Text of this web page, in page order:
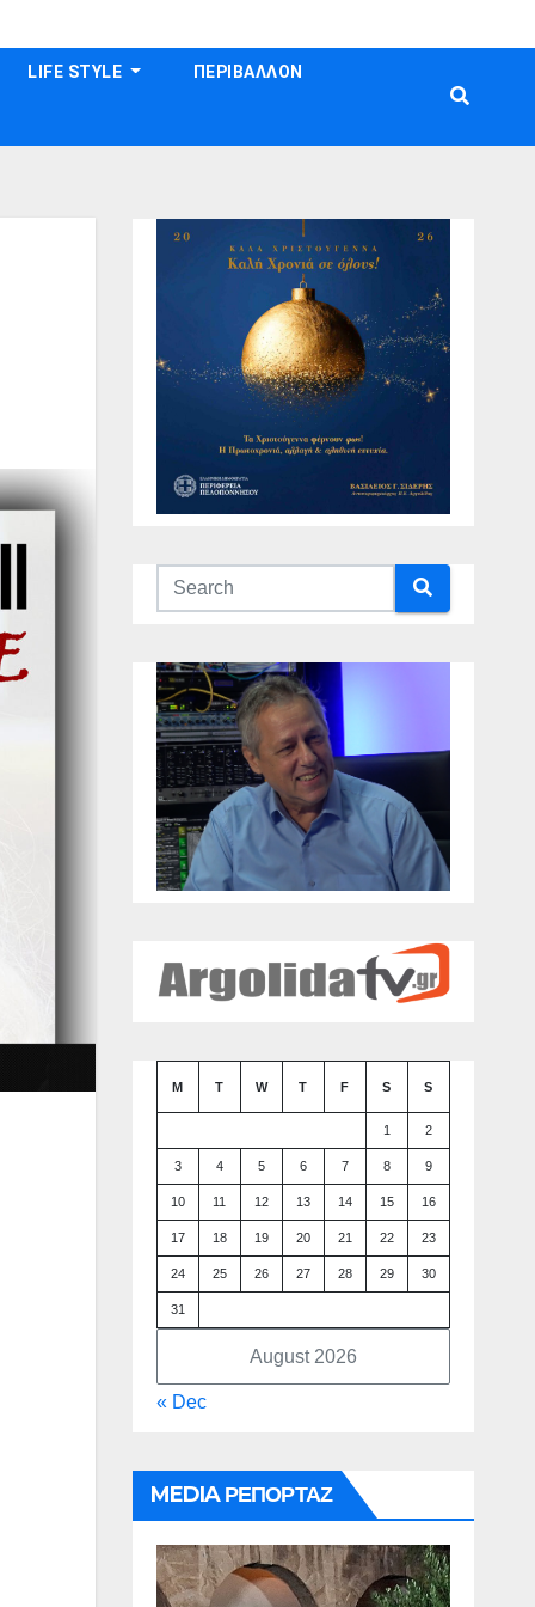
LIFE STYLE ΠΕΡΙΒΑΛΛΟΝ
August 2026
M T W T F S S
1 2
3 4 5 6 7 8 9
10 11 12 13 14 15 16
17 18 19 20 21 22 23
24 25 26 27 28 29 30
31
« Dec
MEDIA ΡΕΠΟΡΤΑΖ